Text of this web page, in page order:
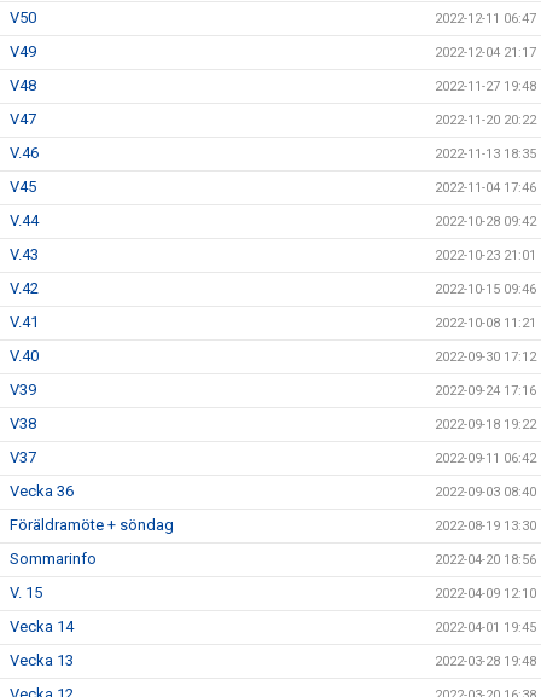
V50 2022-12-11 06:47
V49 2022-12-04 21:17
V48 2022-11-27 19:48
V47 2022-11-20 20:22
V.46 2022-11-13 18:35
V45 2022-11-04 17:46
V.44 2022-10-28 09:42
V.43 2022-10-23 21:01
V.42 2022-10-15 09:46
V.41 2022-10-08 11:21
V.40 2022-09-30 17:12
V39 2022-09-24 17:16
V38 2022-09-18 19:22
V37 2022-09-11 06:42
Vecka 36 2022-09-03 08:40
Föräldramöte + söndag 2022-08-19 13:30
Sommarinfo 2022-04-20 18:56
V. 15 2022-04-09 12:10
Vecka 14 2022-04-01 19:45
Vecka 13 2022-03-28 19:48